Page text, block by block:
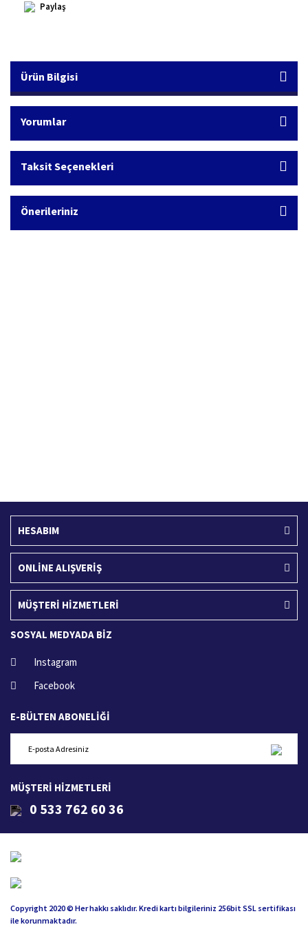
Paylaş
Ürün Bilgisi
Yorumlar
Taksit Seçenekleri
Önerileriniz
HESABIM
ONLİNE ALIŞVERİŞ
MÜŞTERİ HİZMETLERİ
SOSYAL MEDYADA BİZ
Instagram
Facebook
E-BÜLTEN ABONELİĞİ
MÜŞTERİ HİZMETLERİ
0 533 762 60 36
Copyright 2020 © Her hakkı saklıdır. Kredi kartı bilgileriniz 256bit SSL sertifikası
ile korunmaktadır.